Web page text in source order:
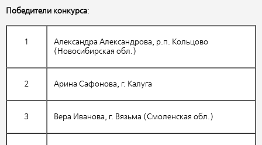
Победители конкурса:
1
Александра Александрова, р.п. Кольцово
(Новосибирская обл.)
2 Арина Сафонова, г. Калуга
3 Вера Иванова, г. Вязьма (Смоленская обл.)